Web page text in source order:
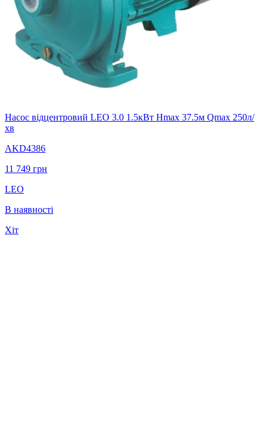
Насос відцентровий LEO 3.0 1.5кВт Hmax 37.5м Qmax 250л/
хв
AKD4386
11 749 грн
LEO
В наявності
Хіт